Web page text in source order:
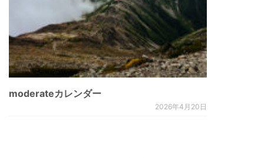
moderateカレンダー
2026年4月20日